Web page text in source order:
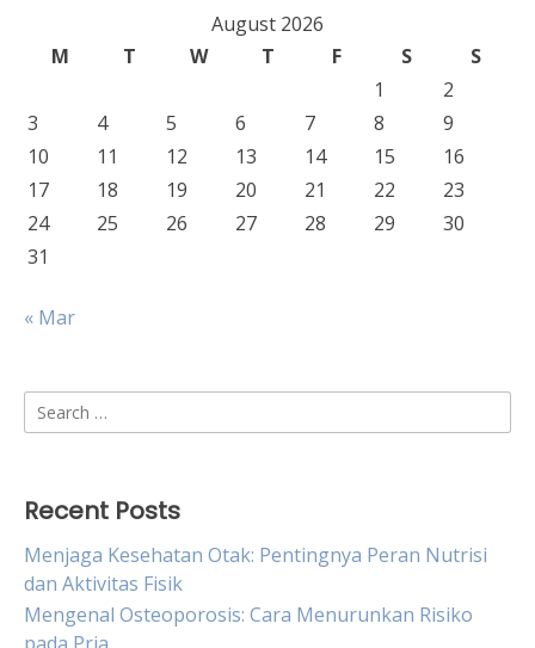
August 2026
M
T W T F S
S
1
2
3
4 5 6 7 8
9
10
11 12 13 14 15
16
17
18 19 20 21 22
23
24
25 26 27 28 29
30
31
« Mar
Search
for:
Recent Posts
Menjaga Kesehatan Otak: Pentingnya Peran Nutrisi
dan Aktivitas Fisik
Mengenal Osteoporosis: Cara Menurunkan Risiko